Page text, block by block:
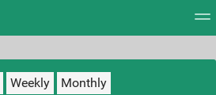
Weekly Monthly